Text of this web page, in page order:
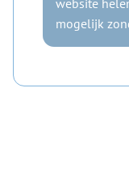
website
mogelijk